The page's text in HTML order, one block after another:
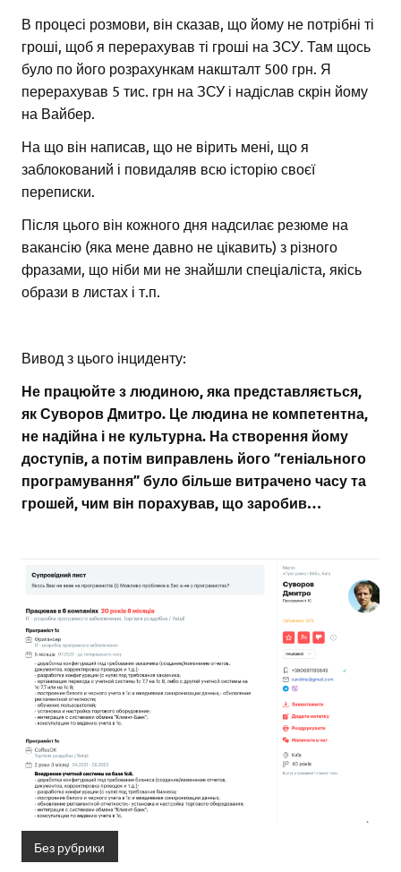
В процесі розмови, він сказав, що йому не потрібні ті
гроші, щоб я перерахував ті гроші на ЗСУ. Там щось
було по його розрахункам накшталт 500 грн. Я
перерахував 5 тис. грн на ЗСУ і надіслав скрін йому
на Вайбер.
На що він написав, що не вірить мені, що я
заблокований і повидаляв всю історію своєї
переписки.
Після цього він кожного дня надсилає резюме на
вакансію (яка мене давно не цікавить) з різного
фразами, що ніби ми не знайшли спеціаліста, якісь
образи в листах і т.п.
Вивод з цього інциденту:
Не працюйте з людиною, яка представляється,
як Суворов Дмитро. Це людина не компетентна,
не надійна і не культурна. На створення йому
доступів, а потім виправлень його “геніального
програмування” було більше витрачено часу та
грошей, чим він порахував, що заробив…
Без рубрики